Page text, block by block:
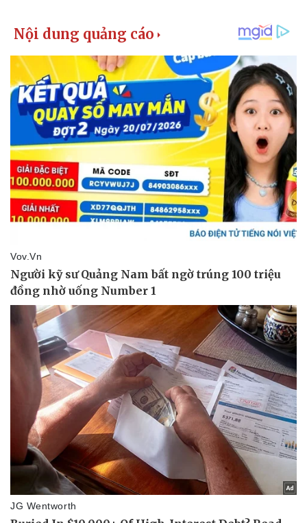
Bất động sản
Tỷ giá
Chứng khoán
Giá cà phê